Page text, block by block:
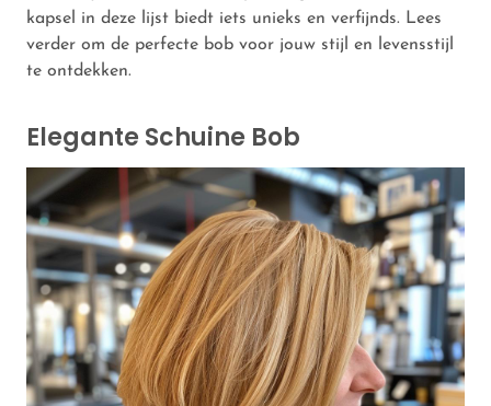
kapsel in deze lijst biedt iets unieks en verfijnds. Lees
verder om de perfecte bob voor jouw stijl en levensstijl
te ontdekken.
Elegante Schuine Bob